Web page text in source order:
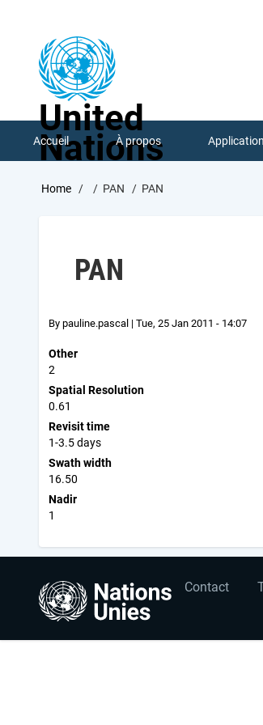
United
Nations
Accueil À propos
Breadcrumb
Home PAN PAN
PAN
By pauline.pascal | Tue, 25 Jan 2011 - 14:07
Other
2
Spatial Resolution
0.61
Revisit time
1-3.5 days
Swath width
16.50
Nadir
1
Footer
Contact
User
account